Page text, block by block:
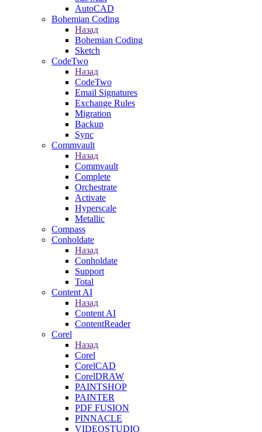
AutoCAD
Bohemian Coding
Назад
Bohemian Coding
Sketch
CodeTwo
Назад
CodeTwo
Email Signatures
Exchange Rules
Migration
Backup
Sync
Commvault
Назад
Commvault
Complete
Orchestrate
Activate
Hyperscale
Metallic
Compass
Conholdate
Назад
Conholdate
Support
Total
Content AI
Назад
Content AI
ContentReader
Corel
Назад
Corel
CorelCAD
CorelDRAW
PAINTSHOP
PAINTER
PDF FUSION
PINNACLE
VIDEOSTUDIO